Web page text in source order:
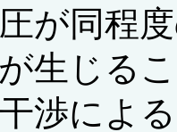
が同程
生じる
渉によ